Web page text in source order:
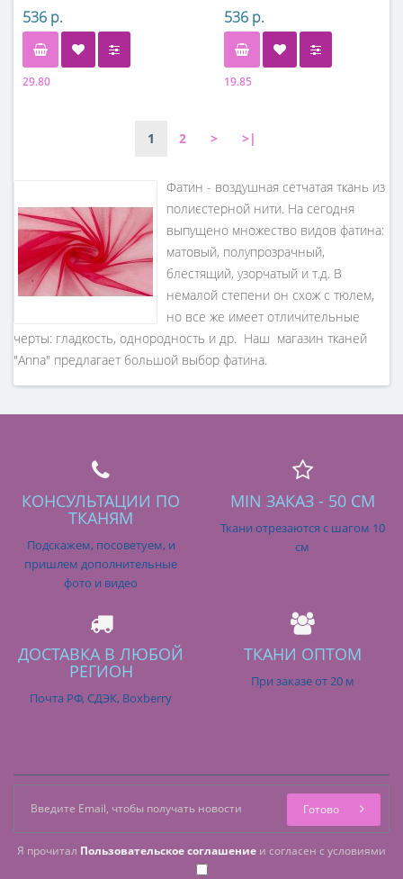
536 р.
29.80
536 р.
19.85
1 2 > >|
Фатин - воздушная сетчатая ткань из
полиєстерной нити. На сегодня
выпущено множество видов фатина:
матовый, полупрозрачный,
блестящий, узорчатый и т.д. В
немалой степени он схож с тюлем,
но все же имеет отличительные
черты: гладкость, однородность и др. Наш магазин тканей
"Anna" предлагает большой выбор фатина.
КОНСУЛЬТАЦИИ ПО
ТКАНЯМ
Подскажем, посоветуем, и
пришлем дополнительные
фото и видео
MIN ЗАКАЗ - 50 СМ
Ткани отрезаются с шагом 10
см
ДОСТАВКА В ЛЮБОЙ
РЕГИОН
Почта РФ, СДЭК, Boxberry
ТКАНИ ОПТОМ
При заказе от 20 м
Я прочитал Пользовательское соглашение и согласен с условиями
Готово